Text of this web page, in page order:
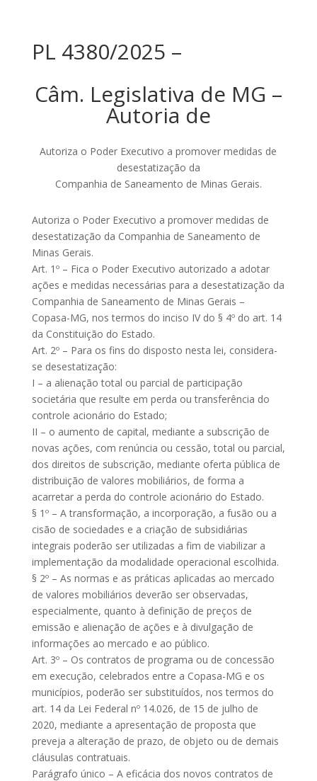
PL 4380/2025 –
Câm. Legislativa de MG –
Autoria de
Autoriza o Poder Executivo a promover medidas de
desestatização da
Companhia de Saneamento de Minas Gerais.
Autoriza o Poder Executivo a promover medidas de
desestatização da Companhia de Saneamento de
Minas Gerais.
Art. 1º – Fica o Poder Executivo autorizado a adotar
ações e medidas necessárias para a desestatização da
Companhia de Saneamento de Minas Gerais –
Copasa-MG, nos termos do inciso IV do § 4º do art. 14
da Constituição do Estado.
Art. 2º – Para os fins do disposto nesta lei, considera-
se desestatização:
I – a alienação total ou parcial de participação
societária que resulte em perda ou transferência do
controle acionário do Estado;
II – o aumento de capital, mediante a subscrição de
novas ações, com renúncia ou cessão, total ou parcial,
dos direitos de subscrição, mediante oferta pública de
distribuição de valores mobiliários, de forma a
acarretar a perda do controle acionário do Estado.
§ 1º – A transformação, a incorporação, a fusão ou a
cisão de sociedades e a criação de subsidiárias
integrais poderão ser utilizadas a fim de viabilizar a
implementação da modalidade operacional escolhida.
§ 2º – As normas e as práticas aplicadas ao mercado
de valores mobiliários deverão ser observadas,
especialmente, quanto à definição de preços de
emissão e alienação de ações e à divulgação de
informações ao mercado e ao público.
Art. 3º – Os contratos de programa ou de concessão
em execução, celebrados entre a Copasa-MG e os
municípios, poderão ser substituídos, nos termos do
art. 14 da Lei Federal nº 14.026, de 15 de julho de
2020, mediante a apresentação de proposta que
preveja a alteração de prazo, de objeto ou de demais
cláusulas contratuais.
Parágrafo único – A eficácia dos novos contratos de